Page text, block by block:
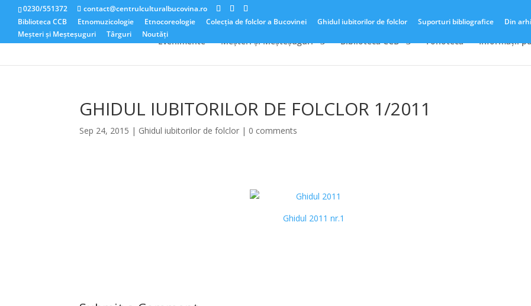
0230/551372
contact@centrulculturalbucovina.ro
Biblioteca CCB
Etnomuzicologie Etnocoreologie Colecția de folclor a Bucovinei Ghidul iubitorilor de folclor Suporturi bibliografice Din
Meșteri și Meșteșuguri
Târguri Noutăți
Evenimente Meșteri și Meșteșuguri Biblioteca CCB Fonotecă Informații
GHIDUL IUBITORILOR DE FOLCLOR 1/2011
Sep 24, 2015 | Ghidul iubitorilor de folclor | 0 comments
Ghidul 2011 nr.1